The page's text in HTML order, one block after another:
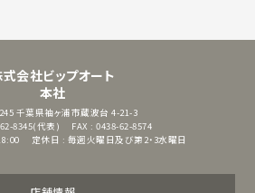
会社ビップオート
本社
千葉県袖ヶ浦市蔵波台 4-21-3
8345(代表)
FAX : 0438-62-8574
定休日 : 毎週火曜日及び第2・3水曜日